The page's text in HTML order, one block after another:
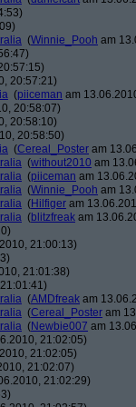
(Winnie_Pooh am
20:57:21)
(piiceman am
20:58:07)
20:58:10)
20:58:50)
(Cereal_Poster am
(without2010 am
(piiceman am
(Winnie_Pooh am
(Hilfiger am
(blitzfreak am
21:00:13)
21:01:38)
(AMDfreak am
(Cereal_Poster am
(Newbie007 am
21:02:05)
21:02:05)
21:02:07)
21:02:29)